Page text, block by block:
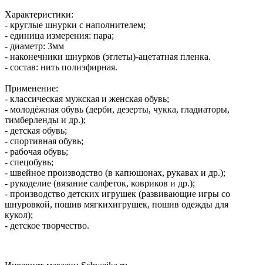
Характеристики:
- круглые шнурки с наполнителем;
- единица измерения: пара;
- диаметр: 3мм
- наконечники шнурков (эглеты)-ацетатная пленка.
- состав: нить полиэфирная.
Применение:
- классическая мужская и женская обувь;
- молодёжная обувь (дерби, дезерты, чукка, гладиаторы,
тимберленды и др.);
- детская обувь;
- спортивная обувь;
- рабочая обувь;
- спецобувь;
- швейное производство (в капюшонах, рукавах и др.);
- рукоделие (вязание салфеток, ковриков и др.);
- производство детских игрушек (развивающие игры со
шнуровкой, пошив мягкихигрушек, пошив одежды для
кукол);
- детское творчество.